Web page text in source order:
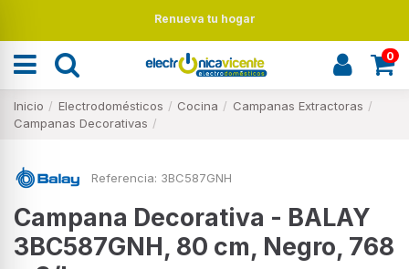
Renueva tu hogar
0
Inicio Electrodomésticos Cocina
Campanas Extractoras
Campanas Decorativas
Referencia: 3BC587GNH
Campana Decorativa - BALAY
3BC587GNH, 80 cm, Negro, 768